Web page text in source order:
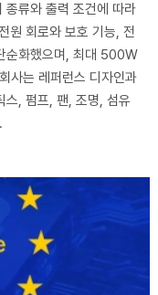
종류와 출력 조건에 따라
원 회로와 보호 기능, 전
순화했으며, 최대 500W
사는 레퍼런스 디자인과
스, 펌프, 팬, 조명, 섬유